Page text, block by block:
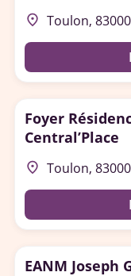
place Toulon, 83000
Foyer
Central’Place
place Toulon, 83000
EANM Joseph